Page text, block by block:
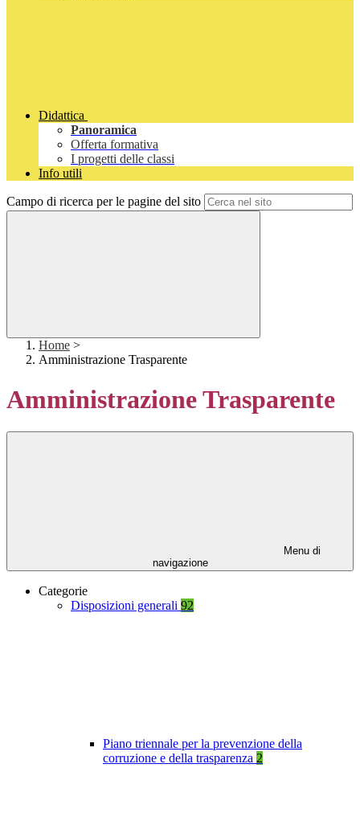
Didattica
Panoramica
Offerta formativa
I progetti delle classi
Info utili
Campo di ricerca per le pagine del sito
Home >
Amministrazione Trasparente
Amministrazione Trasparente
Menu di
navigazione
Categorie
Disposizioni generali 92
Piano triennale per la prevenzione della
corruzione e della trasparenza 2